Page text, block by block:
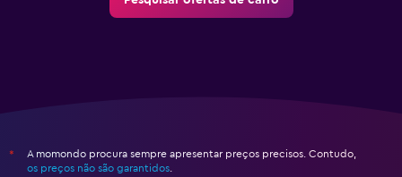
*
A momondo procura sempre apresentar preços precisos. Contudo,
os preços não são garantidos.